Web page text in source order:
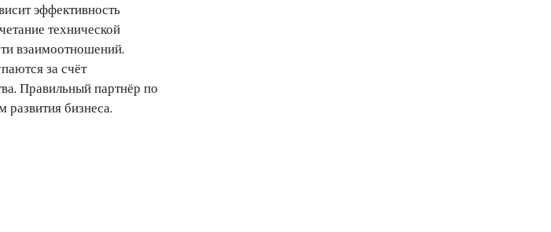
эффективность
технической
взаимоотношений.
за счёт
Правильный партнёр по
бизнеса.